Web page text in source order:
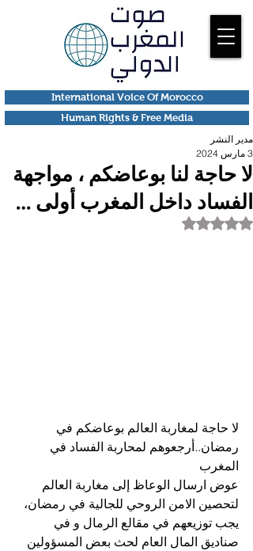
Human Rights & Free Media
International Voice Of Morocco
لا حاجة لنا بوعاضكم ، مواجهة
الفساد داخل المغرب أولى …
مدير النشر
3 مارس 2024
تم التقييم بـ ليس رقمًا من أصل 5 نجوم.
لا حاجة لمغاربة العالم بوعاضكم في
رمضان..أرجعوهم لمحاربة الفساد في
المغرب
عوض ارسال الوعاظ إلى مغاربة العالم
لتحصين الامن الروحي للجالية في رمضان،
يجب توزيعهم في مقالع الرمال و في
صناديق المال العام لحث بعض المسؤولين